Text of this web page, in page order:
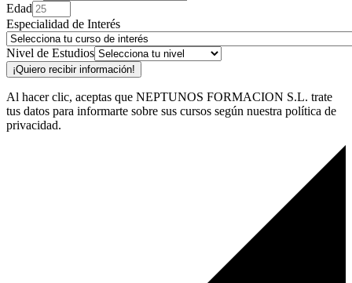
Edad
Especialidad de Interés
Nivel de Estudios
¡Quiero recibir información!
Al hacer clic, aceptas que NEPTUNOS FORMACION S.L. trate
tus datos para informarte sobre sus cursos según nuestra política de
privacidad.